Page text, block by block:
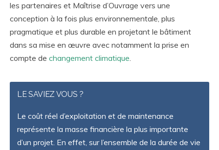
les partenaires et Maîtrise d’Ouvrage vers une
conception à la fois plus environnementale, plus
pragmatique et plus durable en projetant le bâtiment
dans sa mise en œuvre avec notamment la prise en
compte de changement climatique.
LE SAVIEZ VOUS ?
Le coût réel d’exploitation et de maintenance
représente la masse financière la plus importante
d’un projet. En effet, sur l’ensemble de la durée de vie